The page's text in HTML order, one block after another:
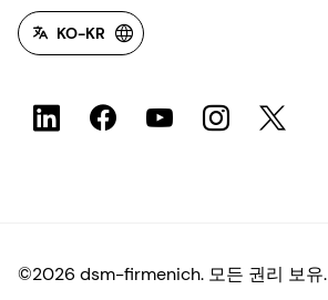
KO-KR
©2026 dsm-firmenich. 모든 권리 보유.